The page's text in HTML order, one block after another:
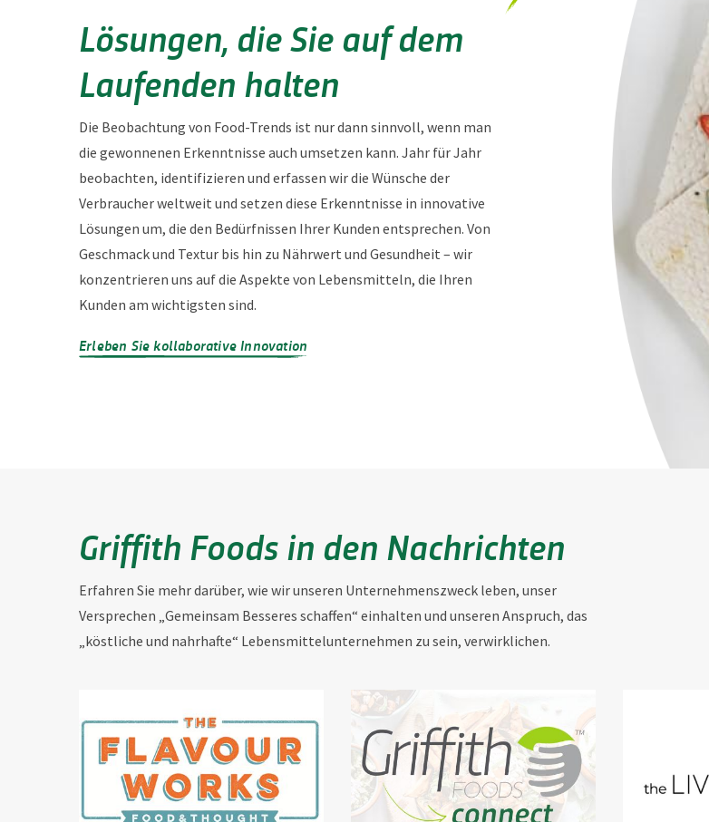
Lösungen, die Sie auf dem
Laufenden halten
Die Beobachtung von Food-Trends ist nur dann sinnvoll, wenn man
die gewonnenen Erkenntnisse auch umsetzen kann. Jahr für Jahr
beobachten, identifizieren und erfassen wir die Wünsche der
Verbraucher weltweit und setzen diese Erkenntnisse in innovative
Lösungen um, die den Bedürfnissen Ihrer Kunden entsprechen. Von
Geschmack und Textur bis hin zu Nährwert und Gesundheit – wir
konzentrieren uns auf die Aspekte von Lebensmitteln, die Ihren
Kunden am wichtigsten sind.
Erleben Sie kollaborative Innovation
Griffith Foods in den Nachrichten
Erfahren Sie mehr darüber, wie wir unseren Unternehmenszweck leben, unser
Versprechen „Gemeinsam Besseres schaffen“ einhalten und unseren Anspruch, das
„köstliche und nahrhafte“ Lebensmittelunternehmen zu sein, verwirklichen.